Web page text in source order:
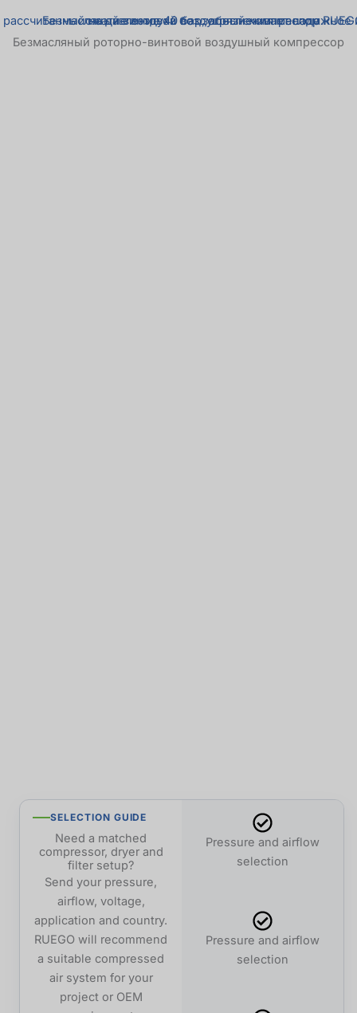
Безмасляный роторно-винтовой воздушный компрессор
SELECTION GUIDE
Need a matched
compressor, dryer and
filter setup?
Send your pressure,
airflow, voltage,
application and country.
RUEGO will recommend
a suitable compressed
air system for your
project or OEM
Pressure and airflow
selection
Pressure and airflow
selection